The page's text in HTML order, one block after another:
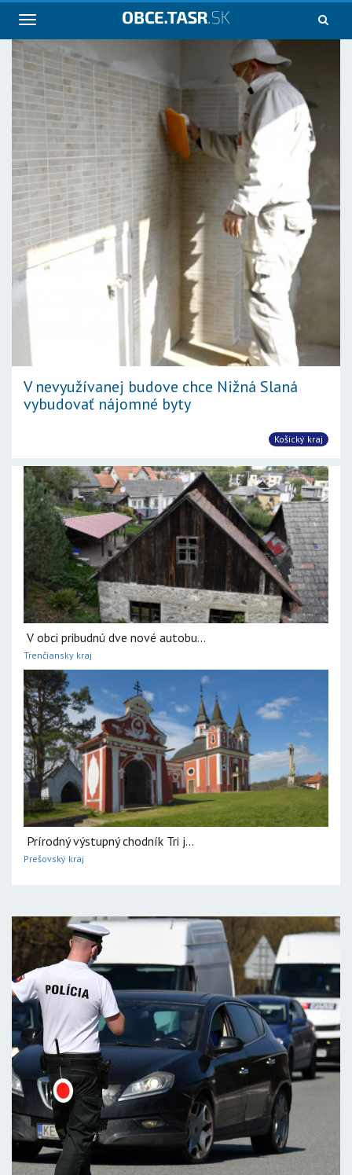
Navigácia
V nevyužívanej budove chce Nižná Slaná
vybudovať nájomné byty
Košický kraj
V obci pribudnú dve nové autobu...
Trenčiansky kraj
Prírodný výstupný chodník Tri j...
Prešovský kraj